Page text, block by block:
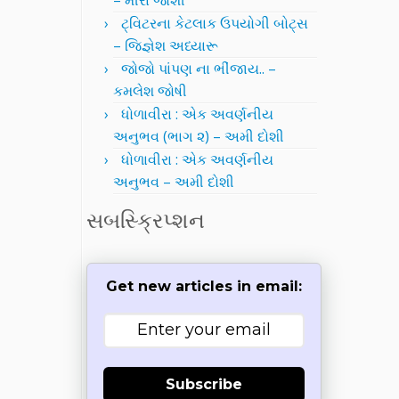
ટ્વિટરના કેટલાક ઉપયોગી બોટ્સ
– જિજ્ઞેશ અધ્યારૂ
જોજો પાંપણ ના ભીંજાય.. –
કમલેશ જોષી
ધોળાવીરા : એક અવર્ણનીય
અનુભવ (ભાગ ૨) – અમી દોશી
ધોળાવીરા : એક અવર્ણનીય
અનુભવ – અમી દોશી
સબસ્ક્રિપ્શન
Get new articles in email:
Subscribe